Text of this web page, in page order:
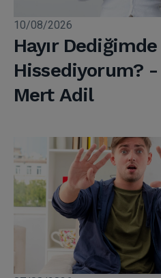
10/08/2026
Hayır
Hissediyorum?
Mert Adil